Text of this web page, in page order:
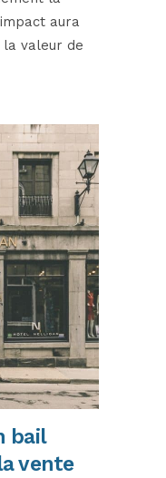
aura
la valeur de
bail
vente